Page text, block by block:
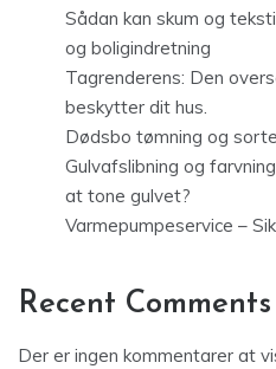
Sådan kan skum og
og boligindretning
Tagrenderens: Den
beskytter dit hus.
Dødsbo tømning og
Gulvafslibning og
at tone gulvet?
Varmepumpeservice –
Recent Comments
Der er ingen kommentarer at